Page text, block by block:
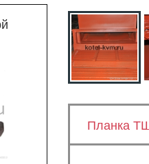
Планка